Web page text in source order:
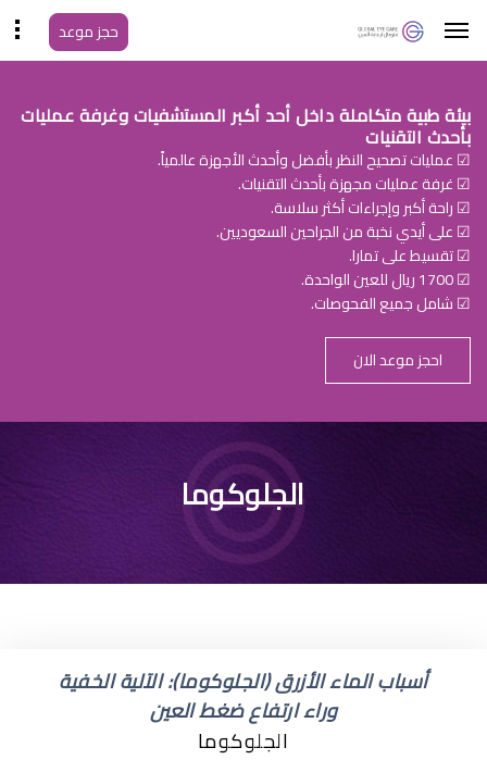
حجز موعد
بيئة طبية متكاملة داخل أحد أكبر المستشفيات وغرفة عمليات
بأحدث التقنيات
☑ عمليات تصحيح النظر بأفضل وأحدث الأجهزة عالمياً.
☑ غرفة عمليات مجهزة بأحدث التقنيات.
☑ راحة أكبر وإجراءات أكثر سلاسة.
☑ على أيدي نخبة من الجراحين السعوديين.
☑ تقسيط على تمارا.
☑ 1700 ريال للعين الواحدة.
☑ شامل جميع الفحوصات.
احجز موعد الان
اعراض المياه الزرقاء على
العين
الجلوكوما
أسباب الماء الأزرق (الجلوكوما): الآلية الخفية
وراء ارتفاع ضغط العين
الجلوكوما